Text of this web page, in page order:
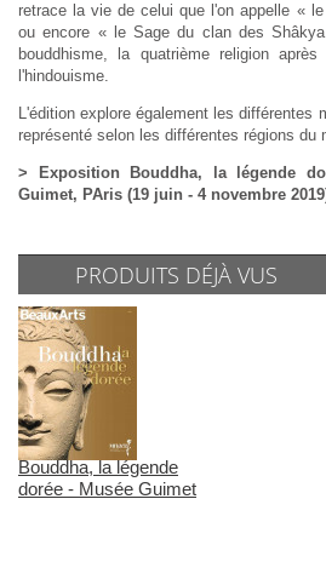
retrace la vie de celui que l'on appelle «
ou encore « le Sage du clan des
bouddhisme, la quatrième religion
l'hindouisme.
L'édition explore également les différentes
représenté selon les différentes régions du
> Exposition Bouddha, la légende
Guimet, PAris (19 juin - 4 novembre
PRODUITS DÉJÀ VUS
Bouddha, la légende
dorée - Musée Guimet